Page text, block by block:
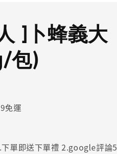
]卜蜂義大
包)
免運
單即送下單禮 2.google評論5